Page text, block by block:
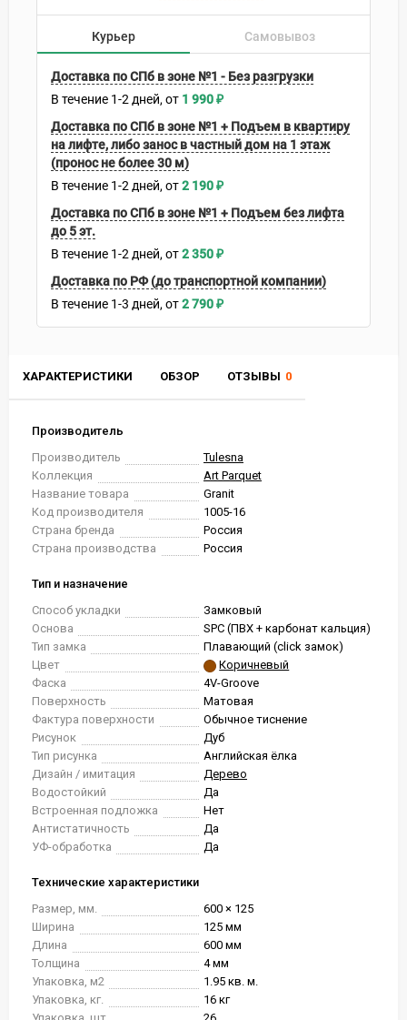
ХАРАКТЕРИСТИКИ ОБЗОР ОТЗЫВЫ 0
Производитель
Производитель
Tulesna
Коллекция
Art Parquet
Название товара
Granit
Код производителя
1005-16
Страна бренда
Россия
Страна производства
Россия
Тип и назначение
Способ укладки
Замковый
Основа
SPC (ПВХ + карбонат кальция)
Тип замка
Плавающий (click замок)
Цвет
Коричневый
Фаска
4V-Groove
Поверхность
Матовая
Фактура поверхности
Обычное тиснение
Рисунок
Дуб
Тип рисунка
Английская ёлка
Дизайн / имитация
Дерево
Водостойкий
Да
Встроенная подложка
Нет
Антистатичность
Да
УФ-обработка
Да
Технические характеристики
Размер, мм.
600 × 125
Ширина
125 мм
Длина
600 мм
Толщина
4 мм
Упаковка, м2
1.95 кв. м.
Упаковка, кг.
16 кг
Курьер Самовывоз
Доставка по СПб в зоне №1 - Без разгрузки
В течение 1-2 дней 1 990₽
Доставка по СПб в зоне №1 + Подъем в квартиру
на лифте, либо занос в частный дом на 1 этаж
(пронос не более 30 м)
В течение 1-2 дней 2 190₽
Доставка по СПб в зоне №1 + Подъем без лифта
до 5 эт.
В течение 1-2 дней 2 350₽
Доставка по РФ (до транспортной компании)
В течение 1-3 дней 2 790₽